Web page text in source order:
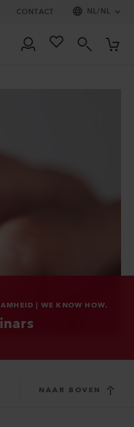
CONTACT NL/NL
| WE KNOW HOW.
NAAR BOVEN